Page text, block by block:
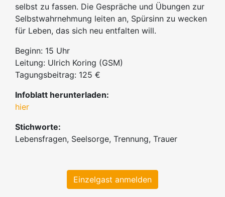
selbst zu fassen. Die Gespräche und Übungen zur
Selbstwahrnehmung leiten an, Spürsinn zu wecken
für Leben, das sich neu entfalten will.
Beginn: 15 Uhr
Leitung: Ulrich Koring (GSM)
Tagungsbeitrag: 125 €
Infoblatt herunterladen:
hier
Stichworte:
Lebensfragen, Seelsorge, Trennung, Trauer
Einzelgast anmelden